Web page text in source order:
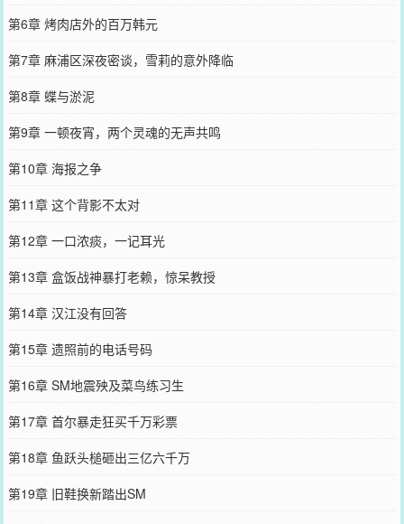
第6章 烤肉店外的百万韩元
第7章 麻浦区深夜密谈，雪莉的意外降临
第8章 蝶与淤泥
第9章 一顿夜宵，两个灵魂的无声共鸣
第10章 海报之争
第11章 这个背影不太对
第12章 一口浓痰，一记耳光
第13章 盒饭战神暴打老赖，惊呆教授
第14章 汉江没有回答
第15章 遗照前的电话号码
第16章 SM地震殃及菜鸟练习生
第17章 首尔暴走狂买千万彩票
第18章 鱼跃头槌砸出三亿六千万
第19章 旧鞋换新踏出SM